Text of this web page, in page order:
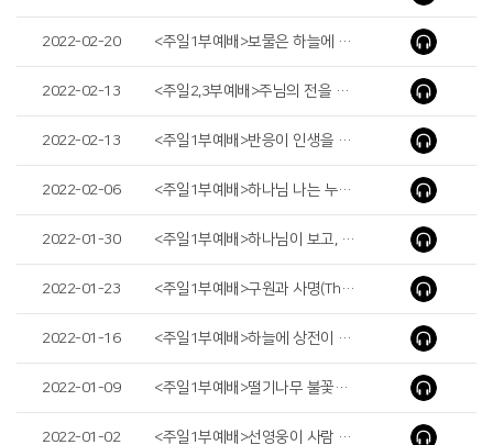
2022-02-20 <주일1부예배>보물은 하늘에 쌓으라(Store up Treasures in Heaven)
2022-02-13 <주일2,3부예배>주님의 전을 사모하라 (Yearn the Temple of the Lord)
2022-02-13 <주일1부예배>반응이 인생을 결정합니다(Your Reaction Determines Your Life)
2022-02-06 <주일1부예배>하나님 나는 누구입니까?(God, who am I?)
2022-01-30 <주일1부예배>하나님이 보고, 듣고, 알고(God Sees, Hears and Knows)
2022-01-23 <주일1부예배>구원과 사명(The Salvation and Mission)
2022-01-16 <주일1부예배>하늘에 상전이 계심을 알지어다(You Know that You Have a Master in Heaven)
2022-01-09 <주일1부예배>떨기나무 불꽃을 보니(Looking at Flames of the Bush)
2022-01-02 <주일1부예배>선영웅이 사람 잡는다(An Alien neither a Ruler nor a Judge)